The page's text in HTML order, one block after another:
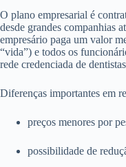
O plano empresarial é
desde grandes companhias
empresário paga um valor
“vida”) e todos os
rede credenciada de
Diferenças importantes em
preços menores por
possibilidade de